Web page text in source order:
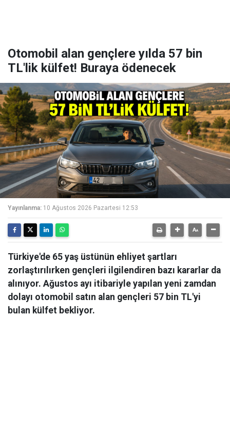
Otomobil alan gençlere yılda 57 bin
TL'lik külfet! Buraya ödenecek
Yayınlanma: 10 Ağustos 2026 Pazartesi 12:53
Türkiye'de 65 yaş üstünün ehliyet şartları
zorlaştırılırken gençleri ilgilendiren bazı kararlar da
alınıyor. Ağustos ayı itibariyle yapılan yeni zamdan
dolayı otomobil satın alan gençleri 57 bin TL'yi
bulan külfet bekliyor.